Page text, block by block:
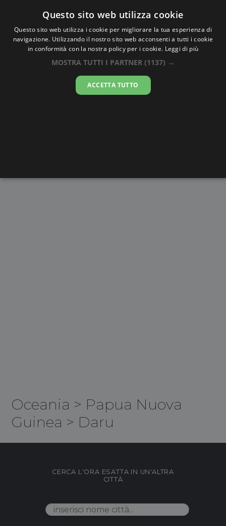
Oraesatta.co
Ora EsattaDaru
01:16:53
Oceania > Papua Nuova
Guinea > Daru
CERCA L'ORA ESATTA IN UN'ALTRA
CITTÀ
Questo sito web utilizza cookie
Questo sito web utilizza i cookie per migliorare la tua esperienza di
navigazione. Utilizzando il nostro sito web acconsenti a tutti i cookie
in conformità con la nostra policy per i cookie. Leggi di più
MOSTRA TUTTI I PARTNER (1137) →
ACCETTA TUTTO